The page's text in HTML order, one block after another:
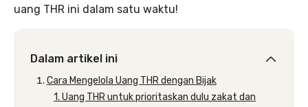
uang THR ini dalam satu waktu!
Dalam artikel ini
Cara Mengelola Uang THR dengan Bijak
1. Uang THR untuk prioritaskan dulu zakat dan